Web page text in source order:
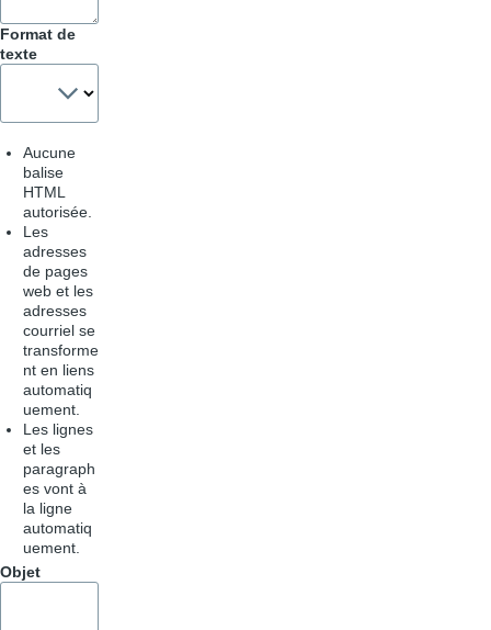
Format de
texte
Aucune
balise
HTML
autorisée.
Les
adresses
de pages
web et les
adresses
courriel se
transforme
nt en liens
automatiq
uement.
Les lignes
et les
paragraph
es vont à
la ligne
automatiq
uement.
Objet